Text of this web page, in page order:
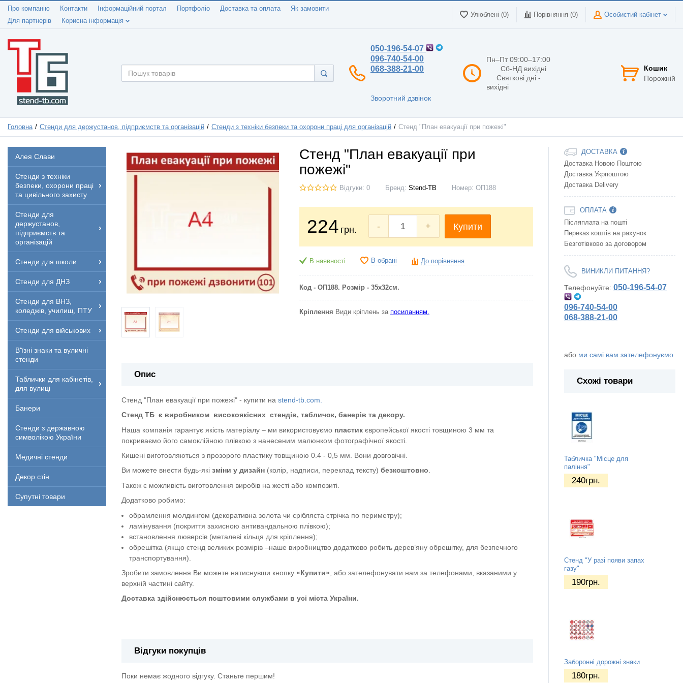
Про компанію Контакти Інформаційний портал Портфоліо Доставка та оплата
Як замовити
Для партнерів
Корисна інформація
Улюблені (0) Порівняння (0) Особистий кабінет
050-196-54-07
096-740-54-00
068-388-21-00
Зворотний дзвінок
Пн–Пт 09:00–17:00
Сб-НД вихідні
Святкові дні -
вихідні
Кошик
Порожній
Головна Стенди для держустанов, підприємств та організацій Стенди з техніки безпеки та охорони праці для організацій Стенд "План евакуації при пожежі"
Алея Слави
Стенди з техніки
безпеки, охорони праці
та цивільного захисту
Стенди для
держустанов,
підприємств та
організацій
Стенди для школи
Стенди для ДНЗ
Стенди для ВНЗ,
коледжів, училищ, ПТУ
Стенди для військових
В'їзні знаки та вуличні
стенди
Таблички для кабінетів,
для вулиці
Банери
Стенди з державною
символікою України
Медичні стенди
Декор стін
Супутні товари
Стенд "План евакуації при
пожежі"
Відгуки: 0 Бренд: Stend-TB Номер: ОП188
224 грн. - + Купити
В наявності В обрані До порівняння
Код - ОП188. Розмір - 35х32см.
Кріплення Види кріплень за посиланням.
Опис
Стенд "План евакуації при пожежі" - купити на stend-tb.com.
Стенд ТБ є виробником високоякісних стендів, табличок, банерів та декору.
Наша компанія гарантує якість матеріалу – ми використовуємо пластик європейської якості товщиною 3 мм та
покриваємо його самоклійною плівкою з нанесеним малюнком фотографічної якості.
Кишені виготовляються з прозорого пластику товщиною 0.4 - 0,5 мм. Вони довговічні.
Ви можете внести будь-які зміни у дизайн (колір, надписи, переклад тексту) безкоштовно.
Також є можливість виготовлення виробів на жесті або композиті.
Додатково робимо:
обрамлення молдингом (декоративна золота чи срібляста стрічка по периметру);
ламінування (покриття захисною антивандальною плівкою);
встановлення люверсів (металеві кільця для кріплення);
обрешітка (якщо стенд великих розмірів –наше виробництво додатково робить дерев’яну обрешітку, для безпечного
транспортування).
Зробити замовлення Ви можете натиснувши кнопку «Купити» , або зателефонувати нам за телефонами, вказаними у
верхній частині сайту.
Доставка здійснюється поштовими службами в усі міста України.
Відгуки покупців
Поки немає жодного відгуку. Станьте першим!
ДОСТАВКА
Доставка Новою Поштою
Доставка Укрпоштою
Доставка Delivery
ОПЛАТА
Післяплата на пошті
Переказ коштів на рахунок
Безготівково за договором
ВИНИКЛИ ПИТАННЯ?
Телефонуйте: 050-196-54-07
096-740-54-00
068-388-21-00
або ми самі вам зателефонуємо
Схожі товари
Табличка "Місце для
паління"
240грн.
Стенд "У разі появи запах
газу"
190грн.
Заборонні дорожні знаки
180грн.